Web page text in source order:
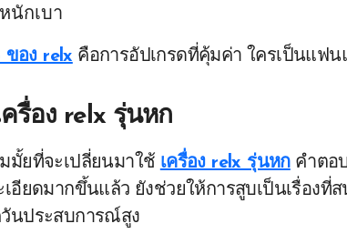
นักเบา
ของ relx คือการอัปเกรดที่คุ้มค่า ใครเป็นแฟ
ครื่อง relx รุ่นหก
มั้ยที่จะเปลี่ยนมาใช้ เครื่อง relx รุ่นหกคำตอบ
เอียดมากขึ้นแล้ว ยังช่วยให้การสูบเป็นเรื่องที่
นประสบการณ์สูง